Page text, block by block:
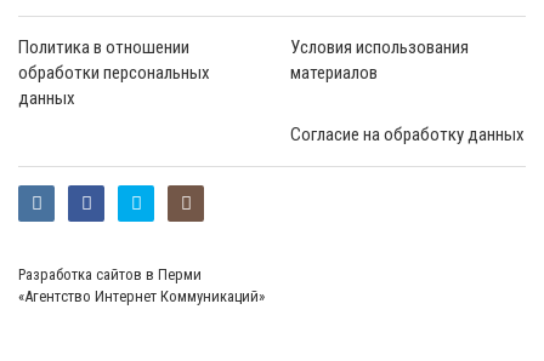
Политика в отношении
обработки персональных
данных
Условия использования
материалов
Согласие на обработку данных
Разработка сайтов в Перми
«Агентство Интернет Коммуникаций»